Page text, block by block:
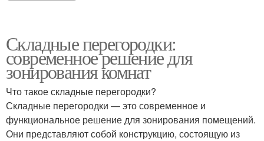
Складные перегородки:
современное решение для
зонирования комнат
Что такое складные перегородки?
Складные перегородки — это современное и
функциональное решение для зонирования помещений.
Они представляют собой конструкцию, состоящую из